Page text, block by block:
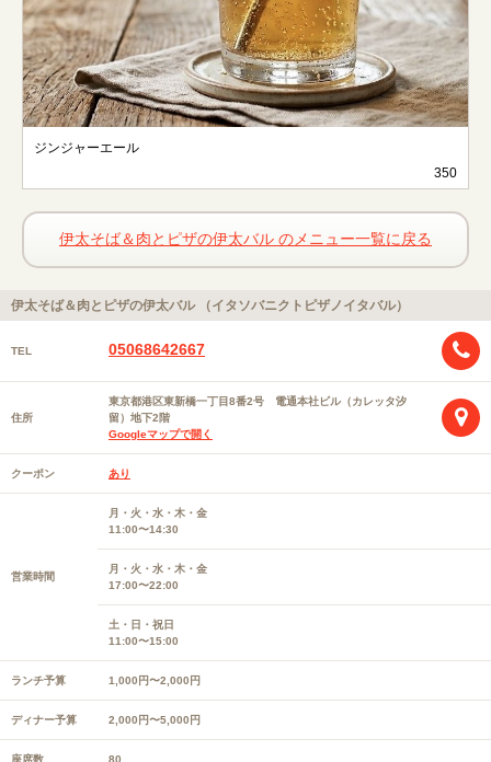
ジンジャーエール
350
伊太そば＆肉とピザの伊太バル のメニュー一覧に戻る
伊太そば＆肉とピザの伊太バル （イタソバニクトピザノイタバル）
TEL 05068642667
住所
東京都港区東新橋一丁目8番2号 電通本社ビル（カレッタ汐
留）地下2階
Googleマップで開く
クーポン あり
営業時間
月・火・水・木・金
11:00〜14:30
月・火・水・木・金
17:00〜22:00
土・日・祝日
11:00〜15:00
ランチ予算 1,000円〜2,000円
ディナー予算 2,000円〜5,000円
座席数 80